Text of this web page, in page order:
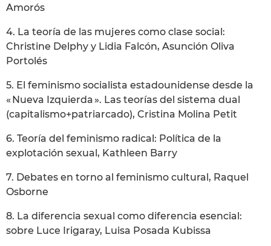
Amorós
4. La teoría de las mujeres como clase social:
Christine Delphy y Lidia Falcón, Asunción Oliva
Portolés
5. El feminismo socialista estadounidense desde la
« Nueva Izquierda ». Las teorías del sistema dual
(capitalismo+patriarcado), Cristina Molina Petit
6. Teoría del feminismo radical: Política de la
explotación sexual, Kathleen Barry
7. Debates en torno al feminismo cultural, Raquel
Osborne
8. La diferencia sexual como diferencia esencial:
sobre Luce Irigaray, Luisa Posada Kubissa